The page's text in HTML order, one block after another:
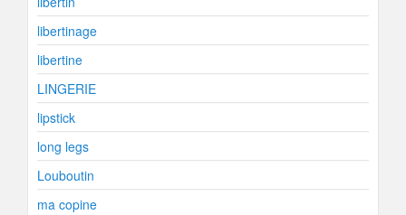
libertinage
libertine
LINGERIE
lipstick
long legs
Louboutin
ma copine